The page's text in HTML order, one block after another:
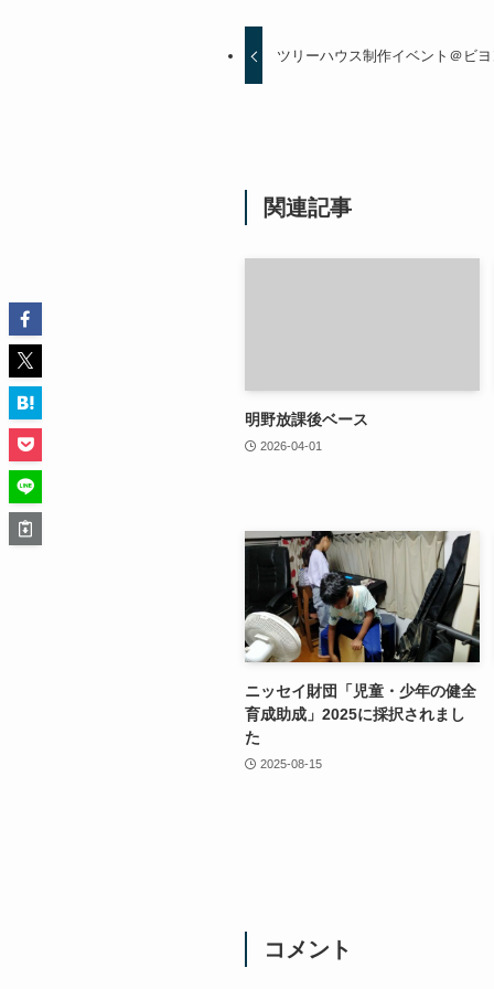
ツリーハウス制作イベント＠
関連記事
明野放課後ベース
2026-04-01
ニッセイ財団「児童・少年の健全
育成助成」2025に採択されまし
た
2025-08-15
コメント